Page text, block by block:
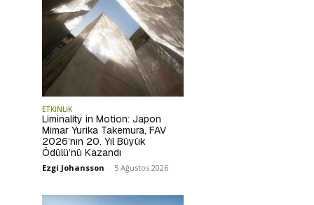
ETKİNLİK
Liminality in Motion: Japon
Mimar Yurika Takemura, FAV
2026’nın 20. Yıl Büyük
Ödülü’nü Kazandı
Ezgi Johansson - 5 Ağustos 2026